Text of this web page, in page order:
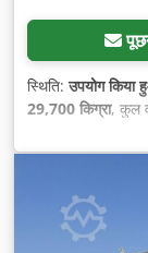
स्थिति:उपयोग किया
29,700 किग्रा, कुल
वॉल्यूम:55 मी³,